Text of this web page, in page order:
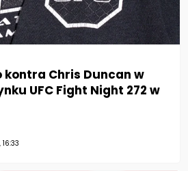
kontra Chris Duncan w
UFC Fight Night 272 w